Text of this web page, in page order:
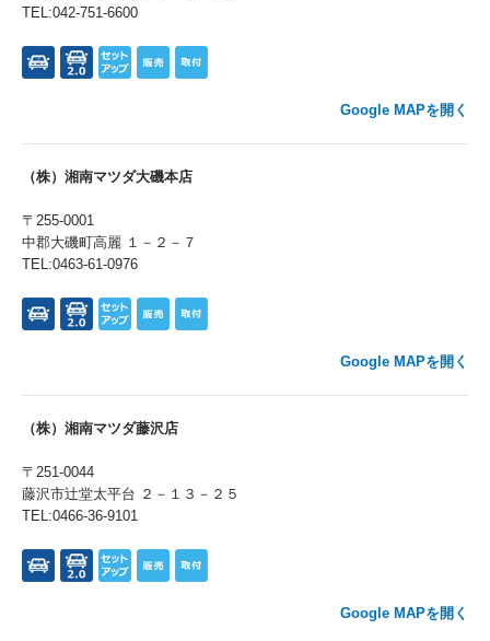
TEL:042-751-6600
Google MAPを開く
（株）湘南マツダ大磯本店
〒255-0001
中郡大磯町高麗 １－２－７
TEL:0463-61-0976
Google MAPを開く
（株）湘南マツダ藤沢店
〒251-0044
藤沢市辻堂太平台 ２－１３－２５
TEL:0466-36-9101
Google MAPを開く